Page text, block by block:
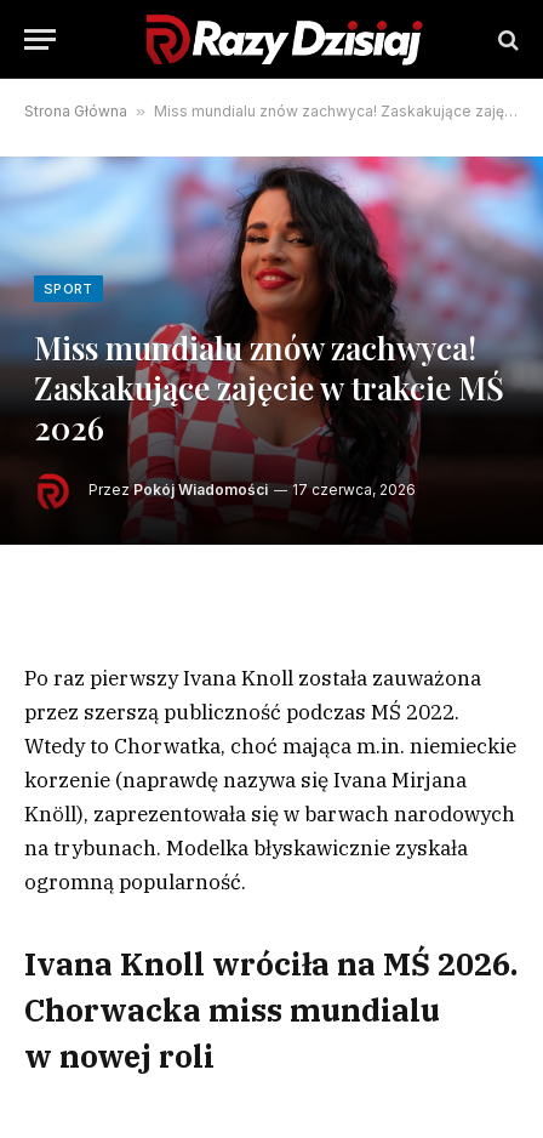
Strona Główna » Miss mundialu znów zachwyca! Zaskakujące zajęcie w trakcie MŚ 2026
SPORT
Miss mundialu znów zachwyca!
Zaskakujące zajęcie w trakcie MŚ
2026
Przez Pokój Wiadomości 17 czerwca, 2026
Po raz pierwszy Ivana Knoll została zauważona
przez szerszą publiczność podczas MŚ 2022.
Wtedy to Chorwatka, choć mająca m.in. niemieckie
korzenie (naprawdę nazywa się Ivana Mirjana
Knöll), zaprezentowała się w barwach narodowych
na trybunach. Modelka błyskawicznie zyskała
ogromną popularność.
Ivana Knoll wróciła na MŚ 2026.
Chorwacka miss mundialu
w nowej roli